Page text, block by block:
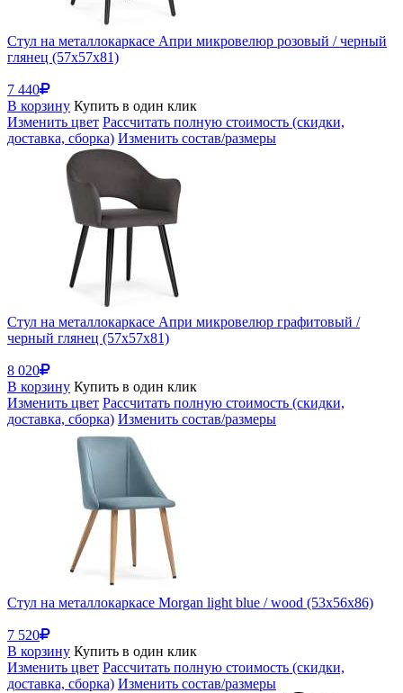
Стул на металлокаркасе Апри микровелюр розовый / черный
глянец (57x57x81)
7 440
В корзину Купить в один клик
Изменить цвет Рассчитать полную стоимость (скидки,
доставка, сборка) Изменить состав/размеры
Стул на металлокаркасе Апри микровелюр графитовый /
черный глянец (57x57x81)
8 020
В корзину Купить в один клик
Изменить цвет Рассчитать полную стоимость (скидки,
доставка, сборка) Изменить состав/размеры
Стул на металлокаркасе Morgan light blue / wood (53x56x86)
7 520
В корзину Купить в один клик
Изменить цвет Рассчитать полную стоимость (скидки,
доставка, сборка) Изменить состав/размеры